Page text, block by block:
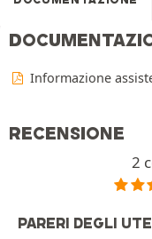
Informazione
RECENSIONE
2
PARERI DEGLI